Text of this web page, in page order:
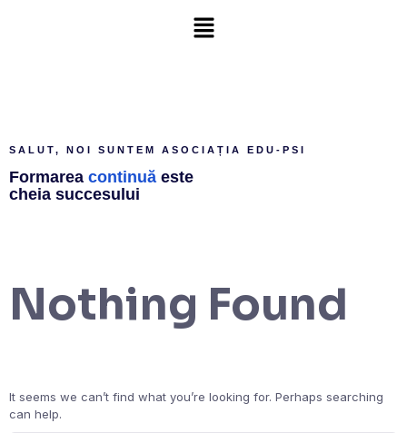
SALUT, NOI SUNTEM ASOCIAȚIA EDU-PSI
Formarea continuă este
cheia succesului
Nothing Found
It seems we can’t find what you’re looking for. Perhaps searching
can help.